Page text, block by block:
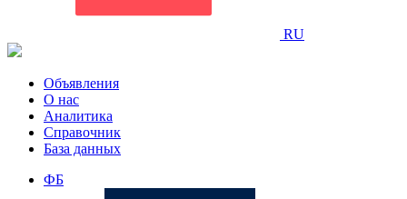
RU
Объявления
О нас
Аналитика
Справочник
База данных
ФБ